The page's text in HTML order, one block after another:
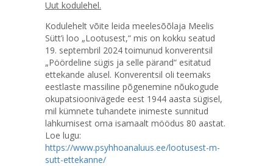
Uut kodulehel.
Kodulehelt võite leida meelesõõlaja Meelis
Sütt’i loo „Lootusest,“ mis on kokku seatud
19. septembril 2024 toimunud konverentsil
„Pöördeline sügis ja selle pärand“ esitatud
ettekande alusel. Konverentsil oli teemaks
eestlaste massiline põgenemine nõukogude
okupatsioonivägede eest 1944 aasta sügisel,
mil kümnete tuhandete inimeste sunnitud
lahkumisest oma isamaalt möödus 80 aastat.
Loe lugu:
https://www.psyhhoanaluus.ee/lootusest-m-
sutt-ettekanne/